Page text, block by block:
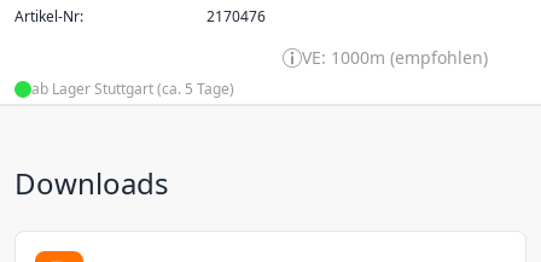
Artikel-Nr:
2170476
VE: 1000m (empfohlen)
ab Lager Stuttgart (ca. 5 Tage)
Downloads